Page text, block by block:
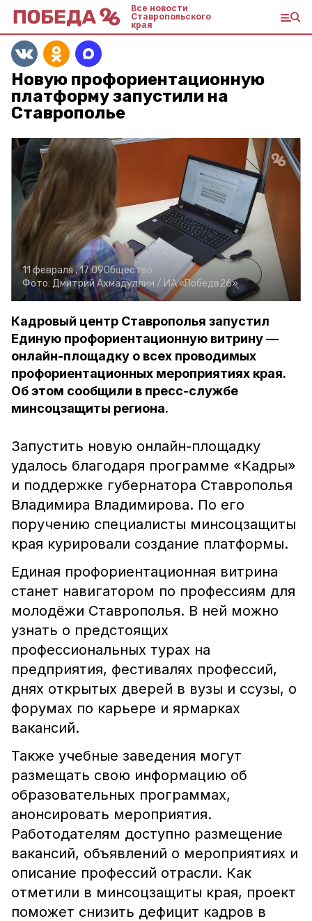
Все новости
Ставропольского
края
Новую профориентационную
платформу запустили на
Ставрополье
11 февраля , 17:09Общество
Фото: Дмитрий Ахмадуллин / ИА «Победв26»
Кадровый центр Ставрополья запустил
Единую профориентационную витрину —
онлайн-площадку о всех проводимых
профориентационных мероприятиях края.
Об этом сообщили в пресс-службе
минсоцзащиты региона.
Запустить новую онлайн-площадку
удалось благодаря программе «Кадры»
и поддержке губернатора Ставрополья
Владимира Владимирова. По его
поручению специалисты минсоцзащиты
края курировали создание платформы.
Единая профориентационная витрина
станет навигатором по профессиям для
молодёжи Ставрополья. В ней можно
узнать о предстоящих
профессиональных турах на
предприятия, фестивалях профессий,
днях открытых дверей в вузы и ссузы, о
форумах по карьере и ярмарках
вакансий.
Также учебные заведения могут
размещать свою информацию об
образовательных программах,
анонсировать мероприятия.
Работодателям доступно размещение
вакансий, объявлений о мероприятиях и
описание профессий отрасли. Как
отметили в минсоцзащиты края, проект
поможет снизить дефицит кадров в